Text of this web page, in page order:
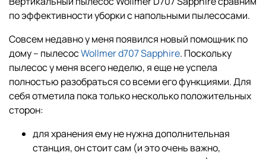
по эффективности уборки с напольными пылесосами.
Совсем недавно у меня появился новый помощник по
дому – пылесосWollmer d707 Sapphire. Поскольку
пылесос у меня всего неделю, я еще не успела
полностью разобраться со всеми его функциями. Для
себя отметила пока только несколько положительных
сторон:
для хранения ему не нужна дополнительная
станция, он стоит сам (и это очень важно,